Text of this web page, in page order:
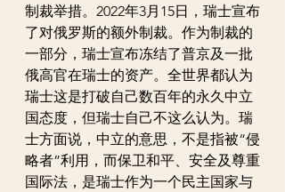
制裁举措。2022年3月15日，瑞士宣布
了对俄罗斯的额外制裁。作为制裁的
一部分，瑞士宣布冻结了普京及一批
俄高官在瑞士的资产。全世界都认为
瑞士这是打破自己数百年的永久中立
国态度，但瑞士自己不这么认为。瑞
士方面说，中立的意思，不是指被“侵
略者”利用，而保卫和平、安全及尊重
国际法，是瑞士作为一个民主国家与